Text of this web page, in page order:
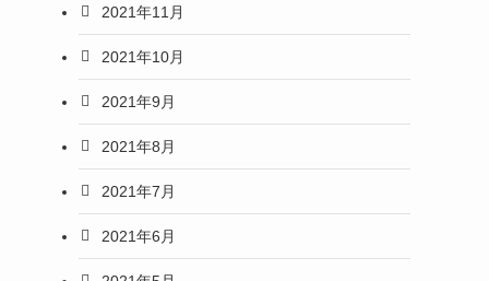
2021年11月
2021年10月
2021年9月
2021年8月
2021年7月
2021年6月